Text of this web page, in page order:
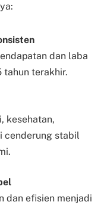
dan laba
tahun terakhir.
kesehatan,
cenderung stabil
dan efisien menjadi